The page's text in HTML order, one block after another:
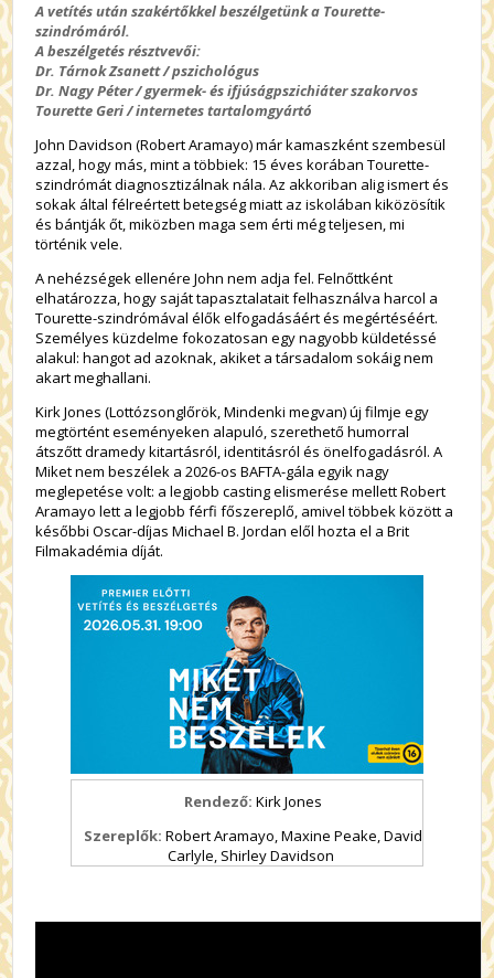
A vetítés után szakértőkkel beszélgetünk a Tourette-
szindrómáról.
A beszélgetés résztvevői:
Dr. Tárnok Zsanett / pszichológus
Dr. Nagy Péter / gyermek- és ifjúságpszichiáter szakorvos
Tourette Geri / internetes tartalomgyártó
John Davidson (Robert Aramayo) már kamaszként szembesül
azzal, hogy más, mint a többiek: 15 éves korában Tourette-
szindrómát diagnosztizálnak nála. Az akkoriban alig ismert és
sokak által félreértett betegség miatt az iskolában kiközösítik
és bántják őt, miközben maga sem érti még teljesen, mi
történik vele.
A nehézségek ellenére John nem adja fel. Felnőttként
elhatározza, hogy saját tapasztalatait felhasználva harcol a
Tourette-szindrómával élők elfogadásáért és megértéséért.
Személyes küzdelme fokozatosan egy nagyobb küldetéssé
alakul: hangot ad azoknak, akiket a társadalom sokáig nem
akart meghallani.
Kirk Jones (Lottózsonglőrök,Mindenki megvan) új filmje egy
megtörtént eseményeken alapuló, szerethető humorral
átszőtt dramedy kitartásról, identitásról és önelfogadásról. A
Miket nem beszélek a 2026-os BAFTA-gála egyik nagy
meglepetése volt: a legjobb casting elismerése mellett Robert
Aramayo lett a legjobb férfi főszereplő, amivel többek között a
későbbi Oscar-díjas Michael B. Jordan elől hozta el a Brit
Filmakadémia díját.
Rendező: Kirk Jones
Szereplők: Robert Aramayo, Maxine Peake, David
Carlyle, Shirley Davidson